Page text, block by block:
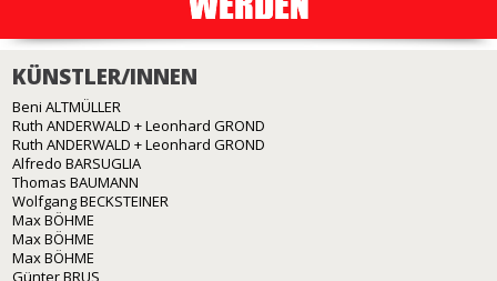
KÜNSTLER/INNEN
Beni ALTMÜLLER
Ruth ANDERWALD + Leonhard GROND
Ruth ANDERWALD + Leonhard GROND
Alfredo BARSUGLIA
Thomas BAUMANN
Wolfgang BECKSTEINER
Max BÖHME
Max BÖHME
Max BÖHME
Günter BRUS